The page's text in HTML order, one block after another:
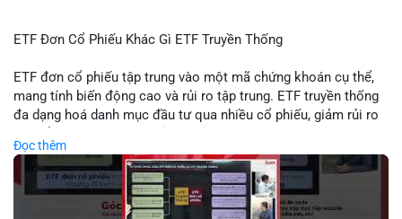
ETF Đơn Cổ Phiếu Khác Gì ETF Truyền Thống
ETF đơn cổ phiếu tập trung vào một mã chứng khoán cụ thể,
mang tính biến động cao và rủi ro tập trung. ETF truyền thống
đa dạng hoá danh mục đầu tư qua nhiều cổ phiếu, giảm rủi ro
sản và mức độ tiếp xúc với thị trường.
🎥 Xem video trực tiếp tại:
Đọc thêm